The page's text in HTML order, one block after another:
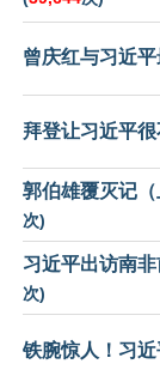
曾庆红与习近
拜登让习近平
郭伯雄覆灭记
次)
习近平出访南
次)
铁腕惊人！习